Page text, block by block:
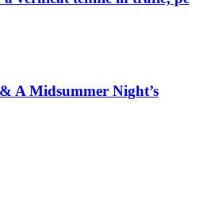
A Midsummer Night’s